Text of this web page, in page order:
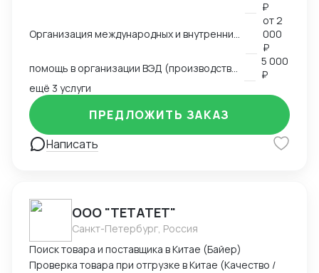
общался с поставщиками, прорабатывали различные
схемы доставки (очень сложные включая мед
сейчас в основном работаю с Китаем и Турцией.
Возил различные группы товаров. Участвую в
различных семинарах и выставках.
₽
Организация международных и внутренних перевозок всеми видами транспорта
от2
000
₽
5 000
₽
ещё 3 услуги
Написать
ПРЕДЛОЖИТЬ ЗАКАЗ
ООО "ТЕТАТЕТ"
Санкт-Петербург, Россия
Поиск товара и поставщика в Китае (Байер)
Проверка товара при отгрузке в Китае (Качество /